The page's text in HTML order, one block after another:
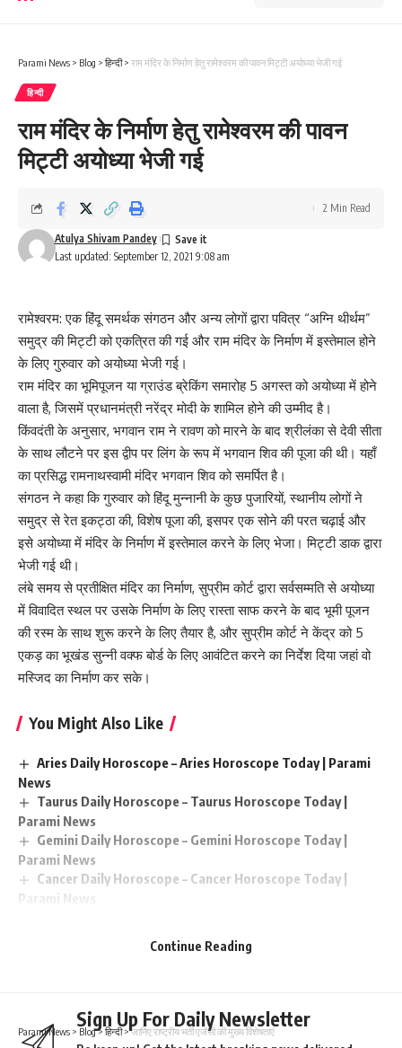
Parami News > Blog > हिन्दी> राम मंदिर के निर्माण हेतु रामेश्वरम की पावन मिट्टी अयोध्या भेजी गई
हिन्दी
राम मंदिर के निर्माण हेतु रामेश्वरम की पावन
मिट्टी अयोध्या भेजी गई
Last updated: September 12, 2021 9:08 am
Atulya Shivam Pandey
2 Min Read
रामेश्वरम: एक हिंदू समर्थक संगठन और अन्य लोगों द्वारा पवित्र “अग्नि थीर्थम”
समुद्र की मिट्टी को एकत्रित की गई और राम मंदिर के निर्माण में इस्तेमाल होने
के लिए गुरुवार को अयोध्या भेजी गई।
राम मंदिर का भूमिपूजन या ग्राउंड ब्रेकिंग समारोह 5 अगस्त को अयोध्या में होने
वाला है, जिसमें प्रधानमंत्री नरेंद्र मोदी के शामिल होने की उम्मीद है।
किंवदंती के अनुसार, भगवान राम ने रावण को मारने के बाद श्रीलंका से देवी सीता
के साथ लौटने पर इस द्वीप पर लिंग के रूप में भगवान शिव की पूजा की थी। यहाँ
का प्रसिद्ध रामनाथस्वामी मंदिर भगवान शिव को समर्पित है।
संगठन ने कहा कि गुरुवार को हिंदू मुन्नानी के कुछ पुजारियों, स्थानीय लोगों ने
समुद्र से रेत इकट्ठा की, विशेष पूजा की, इसपर एक सोने की परत चढ़ाई और
इसे अयोध्या में मंदिर के निर्माण में इस्तेमाल करने के लिए भेजा। मिट्टी डाक द्वारा
भेजी गई थी।
लंबे समय से प्रतीक्षित मंदिर का निर्माण, सुप्रीम कोर्ट द्वारा सर्वसम्मति से अयोध्या
में विवादित स्थल पर उसके निर्माण के लिए रास्ता साफ करने के बाद भूमी पूजन
की रस्म के साथ शुरू करने के लिए तैयार है, और सुप्रीम कोर्ट ने केंद्र को 5
एकड़ का भूखंड सुन्नी वक्फ बोर्ड के लिए आवंटित करने का निर्देश दिया जहां वो
मस्जिद का निर्माण कर सके।
You Might Also Like
Aries Daily Horoscope – Aries Horoscope Today | Parami
News
Taurus Daily Horoscope – Taurus Horoscope Today |
Parami News
Gemini Daily Horoscope – Gemini Horoscope Today |
Parami News
Cancer Daily Horoscope – Cancer Horoscope Today |
Parami News
Sign Up For Daily Newsletter
Continue Reading
Parami News > Blog> हिन्दी>जानिए राष्ट्रीय भर्ती एजेंसी की मुख्य विशेषताएं